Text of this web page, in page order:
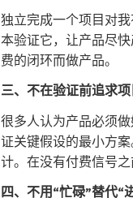
独立完成一个项目对
本验证它，让产品尽
费的闭环而做产品。
三、不在验证前追求项
很多人认为产品必须
证关键假设的最小方
计。在没有付费信号
四、不用“忙碌”替代“